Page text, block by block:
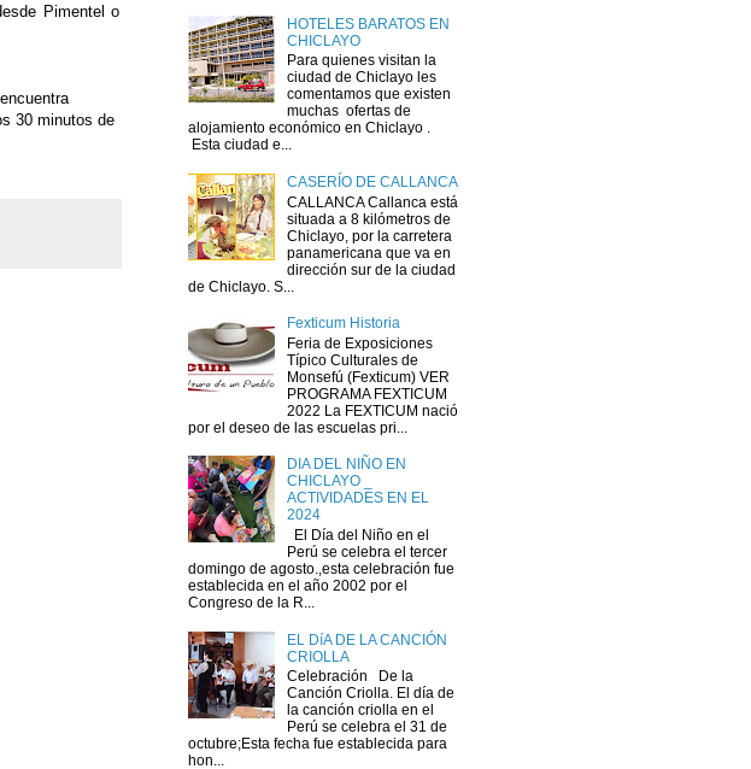
Pimentel o
30 minutos de
HOTELES BARATOS EN
CHICLAYO
Para quienes visitan la
ciudad de Chiclayo les
comentamos que existen
muchas ofertas de
alojamiento económico en Chiclayo .
Esta ciudad e...
CASERÍO DE CALLANCA
CALLANCA Callanca está
situada a 8 kilómetros de
Chiclayo, por la carretera
panamericana que va en
dirección sur de la ciudad
de Chiclayo. S...
Fexticum Historia
Feria de Exposiciones
Típico Culturales de
Monsefú (Fexticum) VER
PROGRAMA FEXTICUM
2022 La FEXTICUM nació
por el deseo de las escuelas pri...
DIA DEL NIÑO EN
CHICLAYO _
ACTIVIDADES EN EL
2024
El Día del Niño en el
Perú se celebra el tercer
domingo de agosto.,esta celebración fue
establecida en el año 2002 por el
Congreso de la R...
EL DíA DE LA CANCIÓN
CRIOLLA
Celebración De la
Canción Criolla. El día de
la canción criolla en el
Perú se celebra el 31 de
octubre;Esta fecha fue establecida para
hon...